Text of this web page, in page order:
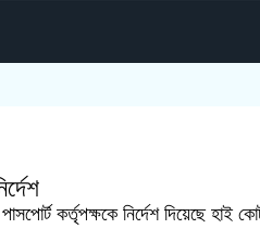
কর্তৃপক্ষকে নির্দেশ দিয়েছে হাই